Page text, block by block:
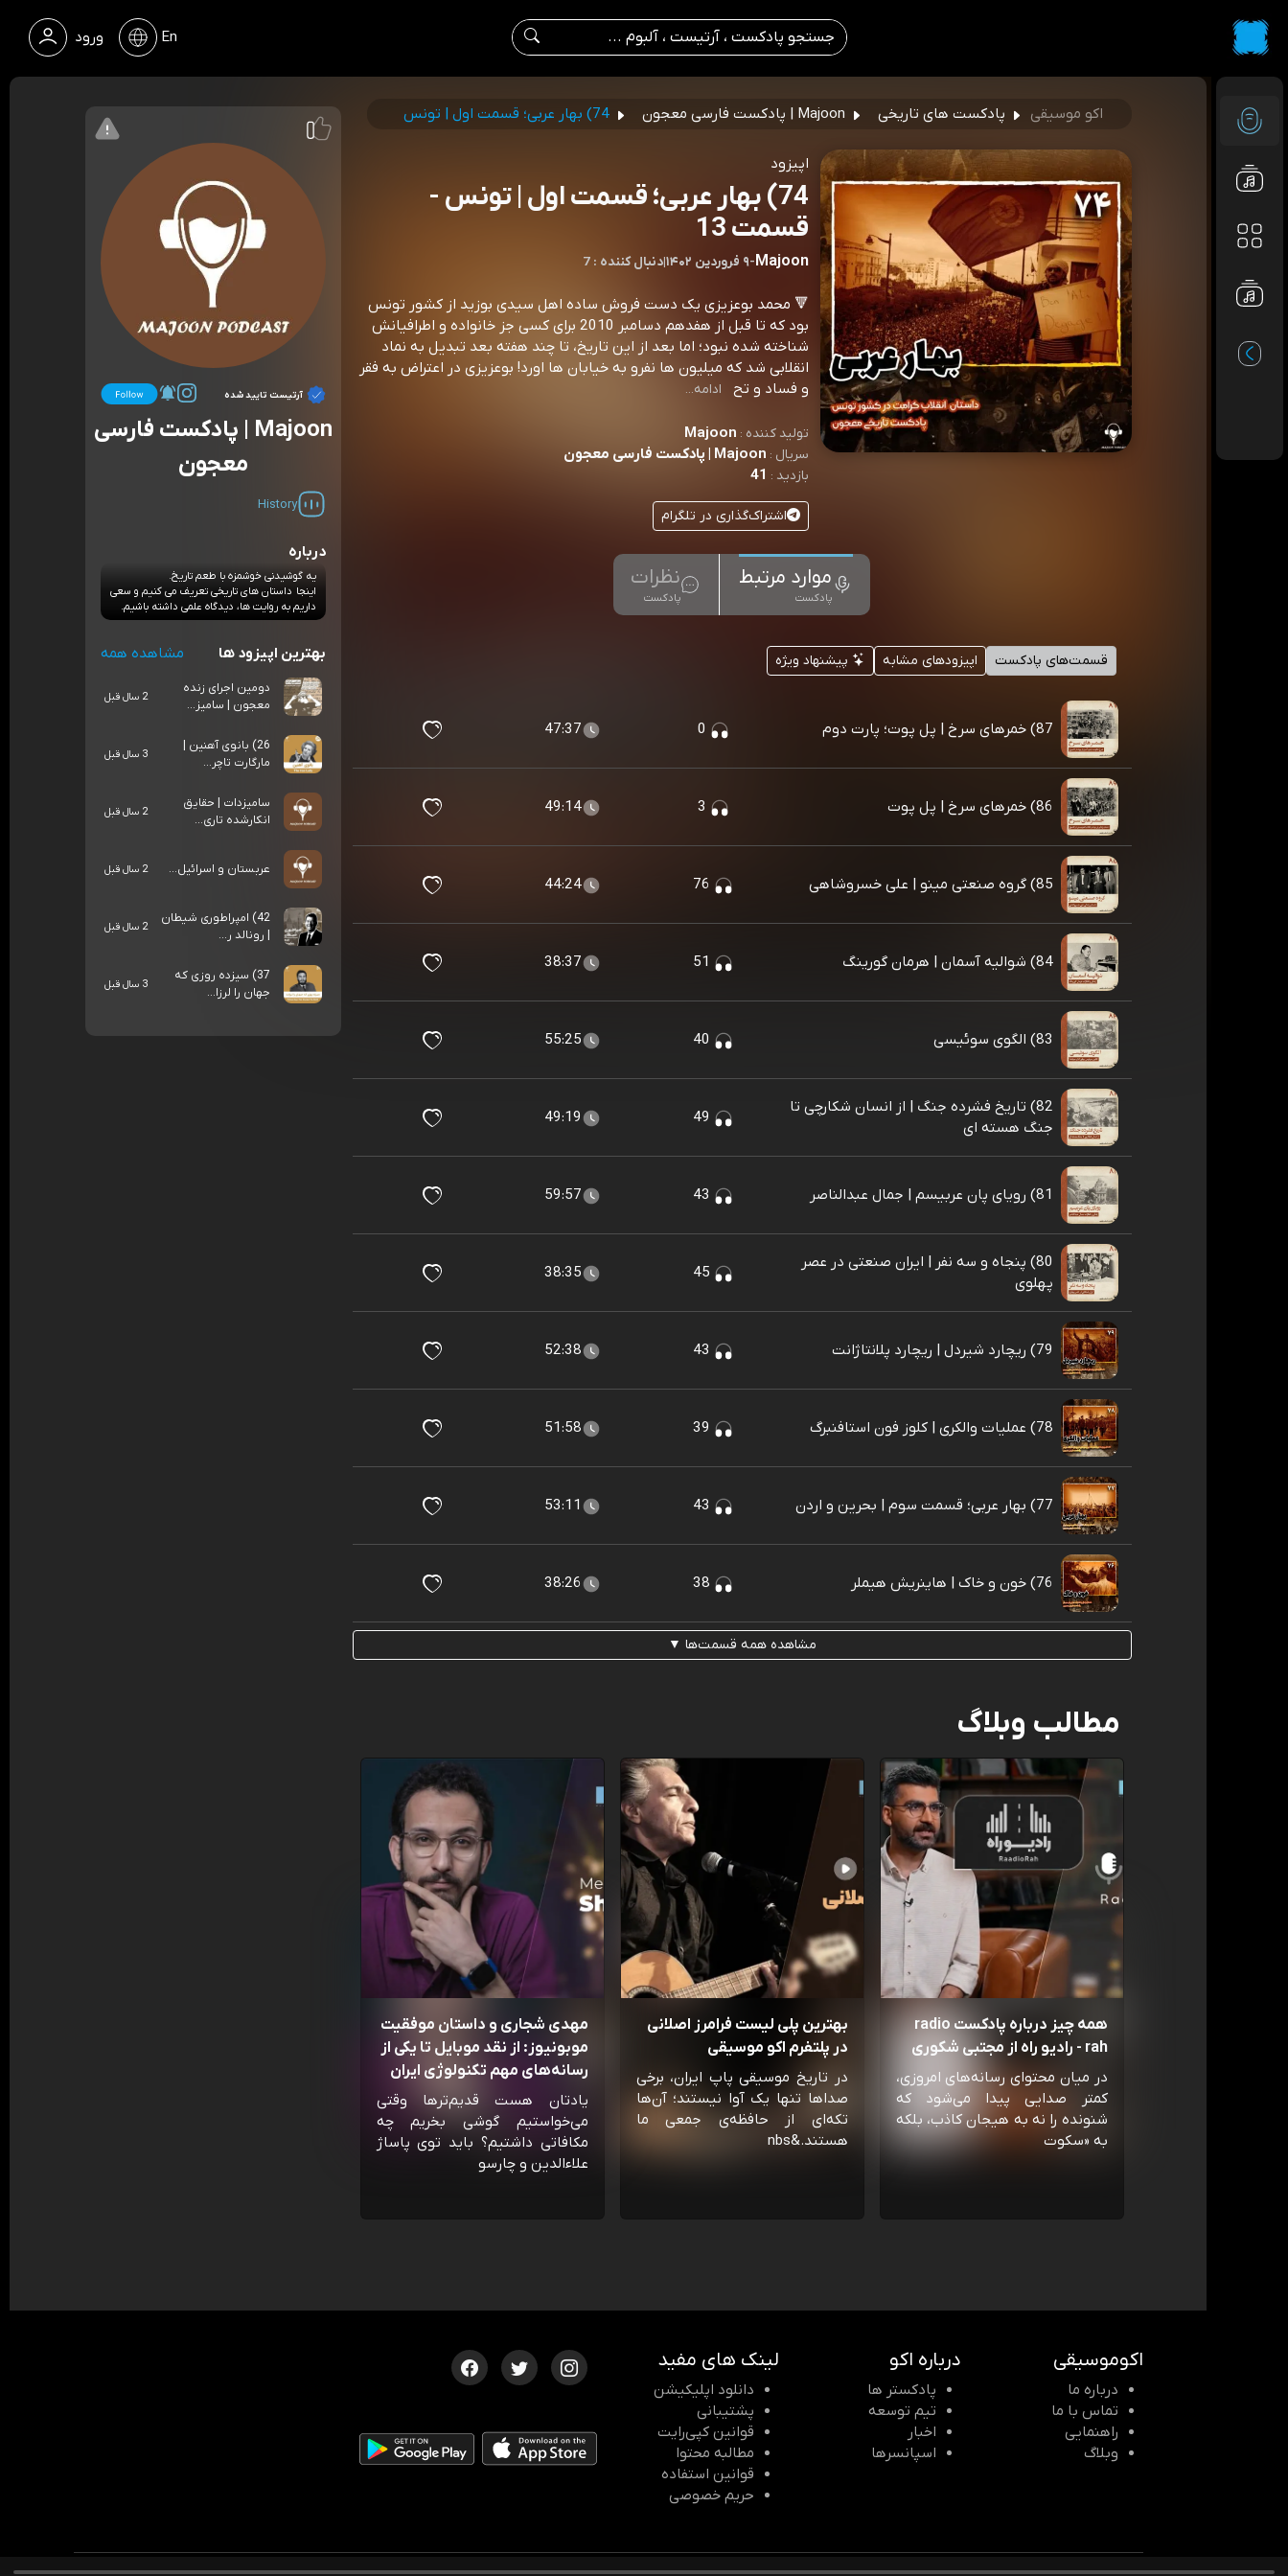
ورود En
اکو موسیقی پادکست های تاریخی Majoon | پادکست فارسی معجون 74) بهار عربی؛ قسمت اول | تونس
اپیزود
74) بهار عربی؛ قسمت اول | تونس -
قسمت 13
Majoon
-۹ فروردین ۱۴۰۲ |7 : دنبال کننده
🔻 محمد بوعزیزی یک دست فروش ساده اهل سیدی بوزید از کشور تونس
بود که تا قبل از هفدهم دسامبر 2010 برای کسی جز خانواده و اطرافیانش
شناخته شده نبود؛ اما بعد از این تاریخ، تا چند هفته بعد تبدیل به نماد
انقلابی شد که میلیون ها نفرو به خیابان ها اورد! بوعزیزی در اعتراض به فقر
و فساد و تح
ادامه...
تولید کننده : Majoon
سریال : Majoon | پادکست فارسی معجون
بازدید : 41
اشتراک‌گذاری در تلگرام
موارد مرتبط
پادکست
نظرات
پادکست
قسمت‌های پادکست اپیزودهای مشابه پیشنهاد ویژه
87) خمرهای سرخ | پل پوت؛ پارت دوم 47:37
86) خمرهای سرخ | پل پوت 49:14
85) گروه صنعتی مینو | علی خسروشاهی 44:24
84) شوالیه آسمان | هرمان گورینگ 38:37
83) الگوی سوئیسی 55:25
82) تاریخ فشرده جنگ | از انسان شکارچی تا
جنگ هسته ای
49:19
81) رویای پان عربیسم | جمال عبدالناصر 59:57
80) پنجاه و سه نفر | ایران صنعتی در عصر
پهلوی
38:35
79) ریچارد شیردل | ریچارد پلانتاژانت 52:38
78) عملیات والکری | کلوز فون استافنبرگ 51:58
77) بهار عربی؛ قسمت سوم | بحرین و اردن 53:11
76) خون و خاک | هاینریش هیملر 38:26
مشاهده همه قسمت‌ها ▼
مطالب وبلاگ
همه چیز درباره پادکست radio
rah - رادیو راه از مجتبی شکوری
در میان محتوای رسانه‌های امروزی،
کمتر صدایی پیدا می‌شود که
شنونده را نه به هیجان کاذب، بلکه
به «سکوت
بهترین پلی لیست فرامرز اصلانی
در پلتفرم اکو موسیقی
در تاریخ موسیقی پاپ ایران، برخی
صداها تنها یک آوا نیستند؛ آن‌ها
تکه‌ای از حافظه‌ی جمعی ما
هستند.&nbs
مهدی شجاری و داستان موفقیت
موبونیوز: از نقد موبایل تا یکی از
رسانه‌‌های مهم تکنولوژی ایران
یادتان هست قدیم‌ترها وقتی
می‌خواستیم گوشی بخریم چه
مکافاتی داشتیم؟ باید توی پاساژ
علاءالدین و چارسو
آرتیست تایید شده
Majoon | پادکست فارسی
معجون
History
درباره
یه گوشیدنی خوشمزه با طعم تاریخ.
اینجا داستان های تاریخی تعریف می کنیم و سعی
داریم به روایت ها، دیدگاه علمی داشته باشیم.
بهترین اپیزود ها مشاهده همه
دومین اجرای زنده
معجون | سامیز...
2 سال قبل
26) بانوی آهنین |
مارگارت تاچر...
3 سال قبل
سامیزدات | حقایق
انکارشده تاری...
2 سال قبل
عربستان و اسرائیل... 2 سال قبل
42) امپراطوری شیطان
| رونالد ر...
2 سال قبل
37) سیزده روزی که
جهان را لرزا...
3 سال قبل
اکوموسیقی
درباره ما
تماس با ما
راهنمایی
وبلاگ
درباره اکو
پادکستر ها
تیم توسعه
اخبار
اسپانسرها
لینک های مفید
دانلود اپلیکیشن
پشتیبانی
قوانین کپی‌رایت
مطالبه محتوا
قوانین استفاده
حریم خصوصی